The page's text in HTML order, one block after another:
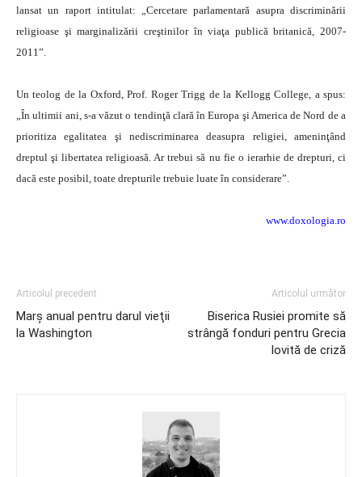
lansat un raport intitulat: „Cercetare parlamentară asupra discriminării
religioase şi marginalizării creştinilor în viaţa publică britanică, 2007-
2011”.
Un teolog de la Oxford, Prof. Roger Trigg de la Kellogg College, a spus:
„În ultimii ani, s-a văzut o tendinţă clară în Europa şi America de Nord de a
prioritiza egalitatea şi nediscriminarea deasupra religiei, ameninţând
dreptul şi libertatea religioasă. Ar trebui să nu fie o ierarhie de drepturi, ci
dacă este posibil, toate drepturile trebuie luate în considerare”.
www.doxologia.ro
Articolul precedent
Marş anual pentru darul vieţii
la Washington
Articolul următor
Biserica Rusiei promite să
strângă fonduri pentru Grecia
lovită de criză